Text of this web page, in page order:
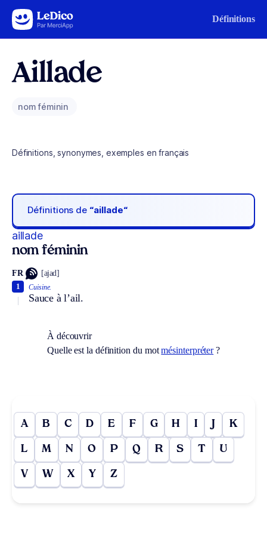
Aller au contenu Définitions
Aillade
nom féminin
Définitions, synonymes, exemples en français
Définitions de “aillade“
aillade
nom féminin
FR [ajad]
Cuisine.
Sauce à l’ail.
1
À découvrir
Quelle est la définition du motmésinterpréter?
A B C D E F G H I J K
L M N O P Q R S T U
V W X Y Z